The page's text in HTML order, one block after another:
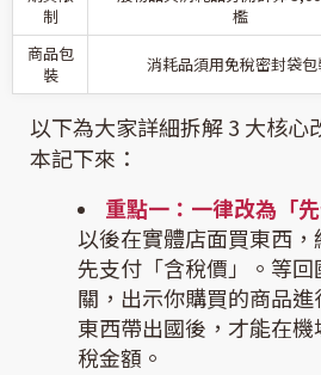
制
檻
商品包
裝
消耗品須用免稅密封袋
以下為大家詳細拆解 3 大核心
本記下來：
重點一：一律改為「
以後在實體店面買東西
先支付「含稅價」。等
關，出示你購買的商品
東西帶出國後，才能在
稅金額。